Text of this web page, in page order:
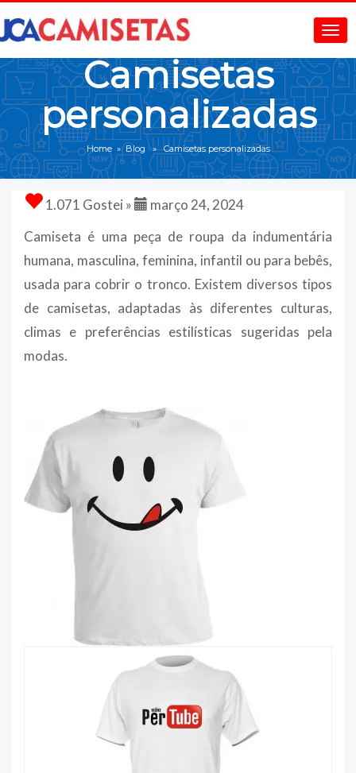
Camisetas
personalizadas
Home» Blog » Camisetas personalizadas
1.071 Gostei »
março 24, 2024
Camiseta é uma peça de roupa da indumentária
humana, masculina, feminina, infantil ou para bebês,
usada para cobrir o tronco. Existem diversos tipos
de camisetas, adaptadas às diferentes culturas,
climas e preferências estilísticas sugeridas pela
modas.